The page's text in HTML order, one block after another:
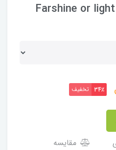
Farshine or
34٪ تخفیف
مقایسه